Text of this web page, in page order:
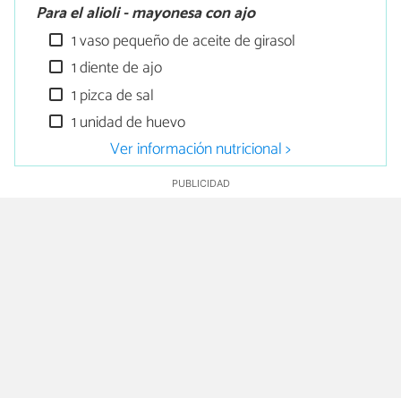
Para el alioli - mayonesa con ajo
1 vaso pequeño de aceite de girasol
1 diente de ajo
1 pizca de sal
1 unidad de huevo
Ver información nutricional >